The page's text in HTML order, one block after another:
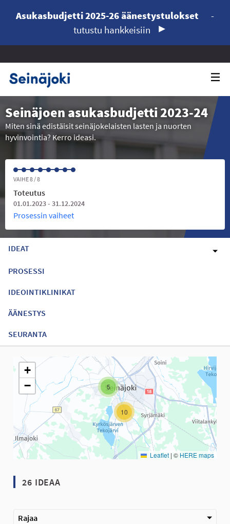
Asukasbudjetti 2025-26 äänestystulokset
-
tutustu hankkeisiin
Seinäjoen asukasbudjetti 2023-24
Miten sinä edistäisit seinäjokelaisten lasten ja nuorten
hyvinvointia? Kerro ideasi.
VAIHE 8 / 8
Toteutus
01.01.2023 - 31.12.2024
Prosessin vaiheet
IDEAT
PROSESSI
IDEOINTIKLINIKAT
ÄÄNESTYS
SEURANTA
Seuraavassa elementissä on kartta, joka esittää tämän
5
10
+
−
Leaflet | © HERE maps
26 IDEAA
Rajaa